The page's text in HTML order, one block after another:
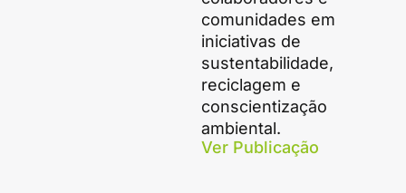
comunidades em
iniciativas de
sustentabilidade,
reciclagem e
conscientização
ambiental.
Ver Publicação